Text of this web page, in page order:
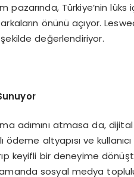
Türkiye’nin lüks
önünü açıyor.
değerlendiriyor.
adımını atmasa da,
ödeme altyapısı ve
keyifli bir deneyime
sosyal medya